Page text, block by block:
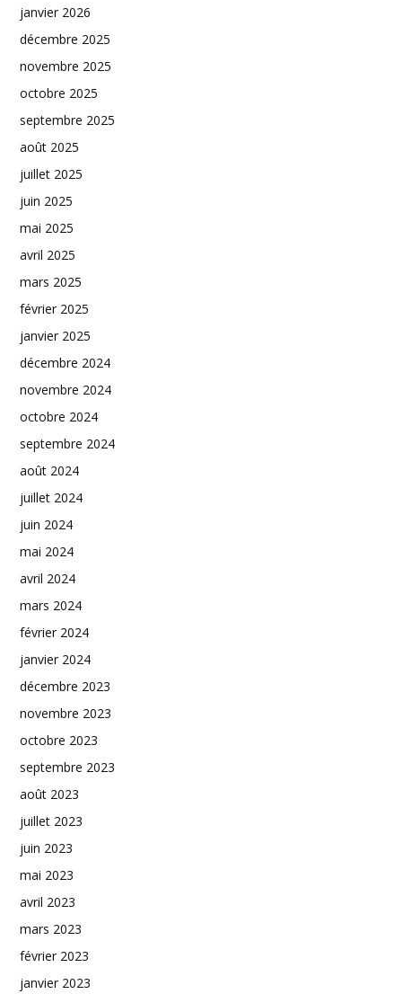
janvier 2026
décembre 2025
novembre 2025
octobre 2025
septembre 2025
août 2025
juillet 2025
juin 2025
mai 2025
avril 2025
mars 2025
février 2025
janvier 2025
décembre 2024
novembre 2024
octobre 2024
septembre 2024
août 2024
juillet 2024
juin 2024
mai 2024
avril 2024
mars 2024
février 2024
janvier 2024
décembre 2023
novembre 2023
octobre 2023
septembre 2023
août 2023
juillet 2023
juin 2023
mai 2023
avril 2023
mars 2023
février 2023
janvier 2023